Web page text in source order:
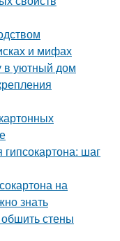
и мифах
в уютный дом
шаг
на
знать
стены